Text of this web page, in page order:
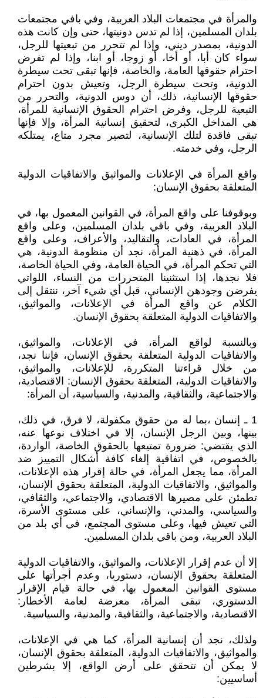
والمرأة في مجتمعات البلاد العربية، وفي بافي مجتمعات
بلدان المسلمين، إذا لم تدس دونيتها، حتى وإن كانت هذه
الدونية، بمصدر ديني، وإذا لم تتحرر من تبعيتها للرجل،
سواء كان أبا، أو أخا، أو زوجا، أو ابنا، وإذا لم تفرض
احترام حقوقها العامة، والخاصة، فإنها تبقى تحت سيطرة
الدونية، وتحت سيطرة الرجل، وتعيش بدون احترام
حقوقها الإنسانية، ذلك، أن دوس الدونية، والتحرر من
التبعية للرجل، وفرض احترام الحقوق الإنسانية للمرأة،
هي المداخل الكبرى، لتحقيق إنسانية المرأة، وإلا فإنها
تبقى فاقدة لتلك الإنسانية، لتصير مجرد متاع، يمتلكه
الرجل، وفي خدمته.
واقع المرأة في الإعلانات والمواثيق والاتفاقيات الدولية
المتعلقة بحقوق الإنسان:
وبوقوفنا على واقع المرأة، في القوانين المعمول بها، في
البلاد العربية، وفي باقي بلدان المسلمين، وعلى واقع
المرأة، في العادات، والتقاليد، والأعراف، وعلى واقع
المرأة، في ذهنية المرأة، نجد أن منظومة الدونية، هي
التي تحكم المرأة، في الحياة العامة، وفي الحياة الخاصة،
فلا نجدها، إذا استثنينا المتحررات من النساء، اللواتي
يفرضن وجودهن الإنساني، قبل أي شيء آخر، ننتقل إلى
الكلام عن واقع المرأة في الإعلانات، والمواثيق،
والاتفاقيات الدولية المتعلقة بحقوق الإنسان.
وبالنسبة لواقع المرأة، في الإعلانات، والمواثيق،
والاتفاقيات الدولية المتعلقة بحقوق الإنسان، فإننا نجد،
من خلال قراءتنا المتكررة، للإعلانات، والمواثيق،
والاتفاقيات الدولية، المتعلقة بحقوق الإنسان: الاقتصادية،
والاجتماعية، والثقافية، والمدنية، والسياسية، أن المرأة:
1 ـ إنسان ،بما له من حقوق مكفولة، لا فرق، في ذلك،
بينها، وبين الرجل الإنسان، إلا في اختلاف نوعها عنه،
الذي يقتضي: ضرورة تمتيعها بالحقوق الخاصة، الواردة،
بالخصوص، في اتفاقية إلغاء كافة أشكال التمييز ضد
المرأة، مما يجعل المرأة، في حالة إقرار هذه الإعلانات،
والمواثيق، والاتفاقيات الدولية، المتعلقة بحقوق الإنسان،
تطمئن على مصيرها الاقتصادي، والاجتماعي، والثقافي،
والسياسي، والمدني، والإنساني، على مستوى الأسرة،
التي تعيش فيها، وعلى مستوى المجتمع، في أي بلد من
البلاد العربية، ومن باقي بلدان المسلمين.
إلا أن عدم إقرار الإعلانات، والمواثيق، والاتفاقيات الدولية
المتعلقة بحقوق الإنسان، دستوريا، وعدم أجرأتها على
مستوى القوانين المعمول بها، في حالة قيام الإقرار
الدستوري، تبقى المرأة، معرضة لعامة الأخطار:
الاقتصادية، والاجتماعية، والثقافية، والمدنية، والسياسية.
ولذلك، نجد أن إنسانية المرأة، كما هي في الإعلانات،
والمواثيق، والاتفاقيات الدولية، المتعلقة بحقوق الإنسان،
لا يمكن أن تتحقق على أرض الواقع، إلا بشرطين
أساسيين: